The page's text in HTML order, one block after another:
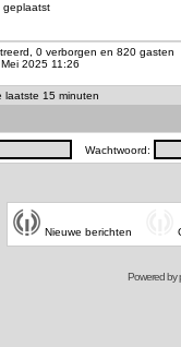
geplaatst
0 verborgen en 820
2025 11:26
laatste 15 minuten
Wachtwoord:
Nieuwe berichten
Powered by